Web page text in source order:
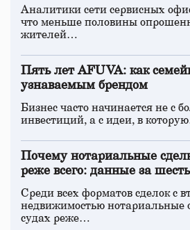
Аналитики сети сервисных
что меньше половины
жителей…
Пять лет AFUVA: как
узнаваемым брендом
Бизнес часто начинается не с
инвестиций, а с идеи, в
Почему нотариальные
реже всего: данные за
Среди всех форматов сделок с
недвижимостью нотариальные
судах реже…